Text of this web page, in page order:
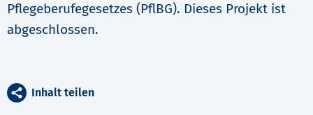
Pflegeberufegesetzes (PflBG). Dieses Projekt ist
abgeschlossen.
Inhalt teilen